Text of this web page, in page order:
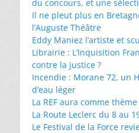
du concours, et une
Il ne pleut plus en
l’Auguste Théâtre
Eddy Maniez l’artiste et
Librairie : L’Inquisition
contre la justice ?
Incendie : Morane 72, un
d’eau léger
La REF aura comme
La Route Leclerc du 8 au
Le Festival de la Force